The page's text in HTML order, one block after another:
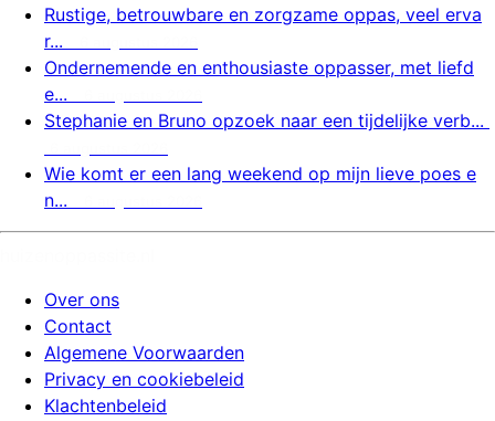
Rustige, betrouwbare en zorgzame oppas, veel erva
r...
Ondernemende en enthousiaste oppasser, met liefd
e...
Stephanie en Bruno opzoek naar een tijdelijke verb...
Wie komt er een lang weekend op mijn lieve poes e
n...
Over ons
Contact
Algemene Voorwaarden
Privacy en cookiebeleid
Klachtenbeleid